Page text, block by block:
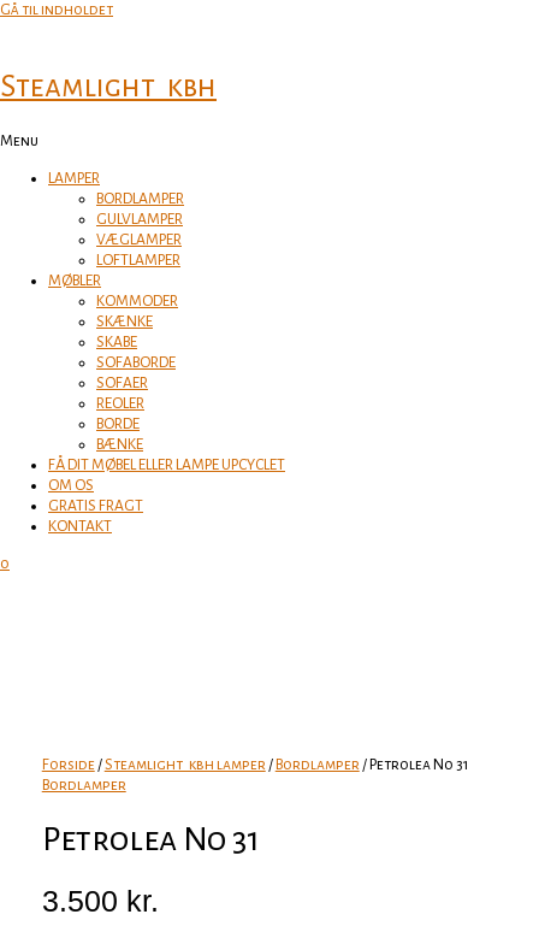
Gå til indholdet
Steamlight_kbh
Menu
LAMPER
BORDLAMPER
GULVLAMPER
VÆGLAMPER
LOFTLAMPER
MØBLER
KOMMODER
SKÆNKE
SKABE
SOFABORDE
SOFAER
REOLER
BORDE
BÆNKE
FÅ DIT MØBEL ELLER LAMPE UPCYCLET
OM OS
GRATIS FRAGT
KONTAKT
0
Forside/Steamlight_kbh lamper/ Bordlamper/ Petrolea No 31
Bordlamper
Petrolea No 31
3.500 kr.